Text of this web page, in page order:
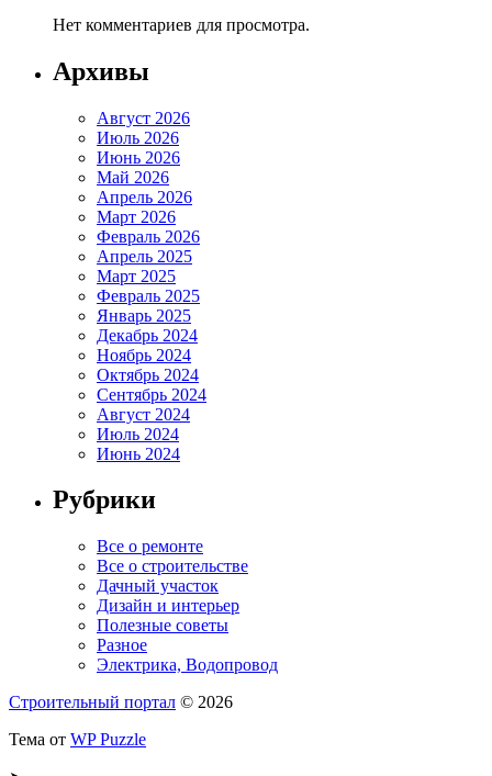
Нет комментариев для просмотра.
Архивы
Август 2026
Июль 2026
Июнь 2026
Май 2026
Апрель 2026
Март 2026
Февраль 2026
Апрель 2025
Март 2025
Февраль 2025
Январь 2025
Декабрь 2024
Ноябрь 2024
Октябрь 2024
Сентябрь 2024
Август 2024
Июль 2024
Июнь 2024
Рубрики
Все о ремонте
Все о строительстве
Дачный участок
Дизайн и интерьер
Полезные советы
Разное
Электрика, Водопровод
Строительный портал © 2026
Тема от WP Puzzle